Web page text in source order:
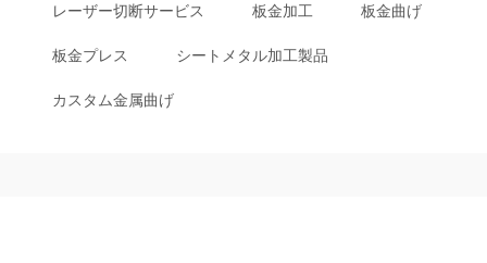
レーザー切断サービス 板金加工 板金曲げ
板金プレス シートメタル加工製品
カスタム金属曲げ